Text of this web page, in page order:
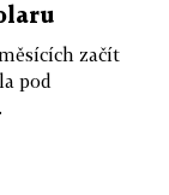
začít
pod